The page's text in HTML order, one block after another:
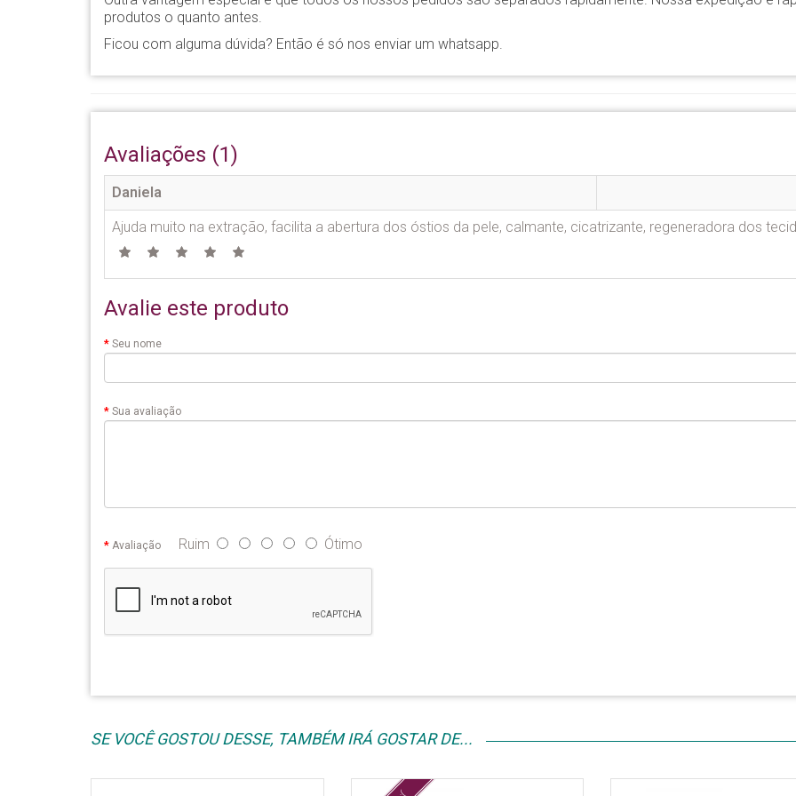
produtos o quanto antes.
Ficou com alguma dúvida? Então é só nos enviar um whatsapp.
Avaliações (1)
Daniela
Ajuda muito na extração, facilita a abertura dos óstios da pele, calmante, cicatrizante, regeneradora dos
Avalie este produto
Seu nome
Sua avaliação
Avaliação Ruim Ótimo
SE VOCÊ GOSTOU DESSE, TAMBÉM IRÁ GOSTAR DE...